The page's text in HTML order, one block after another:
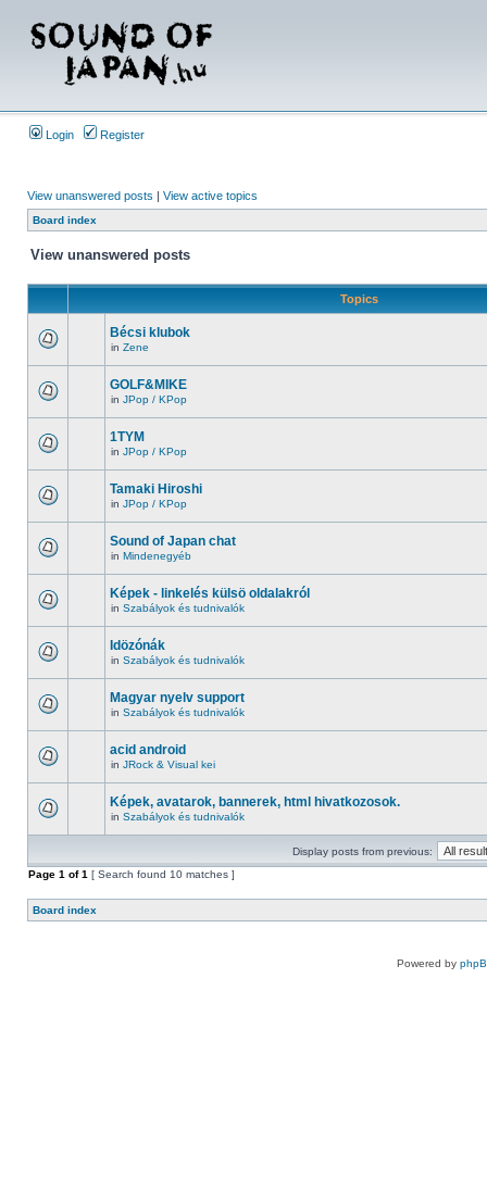
Login Register
View unanswered posts | View active topics
Board index
View unanswered posts
Topics
Bécsi klubok
in Zene
GOLF&MIKE
in JPop / KPop
1TYM
in JPop / KPop
Tamaki Hiroshi
in JPop / KPop
Sound of Japan chat
in Mindenegyéb
Képek - linkelés külsö oldalakról
in Szabályok és tudnivalók
Idözónák
in Szabályok és tudnivalók
Magyar nyelv support
in Szabályok és tudnivalók
acid android
in JRock & Visual kei
Képek, avatarok, bannerek, html hivatkozosok.
in Szabályok és tudnivalók
Display posts from previous:
Page 1 of1 [ Search found 10 matches ]
Board index
Powered by